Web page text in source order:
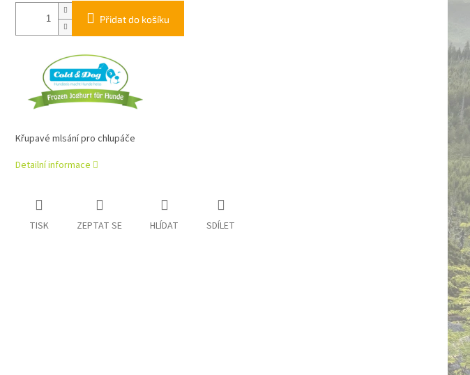
Přidat do košíku
Křupavé mlsání pro chlupáče
Detailní informace
TISK ZEPTAT SE HLÍDAT SDÍLET